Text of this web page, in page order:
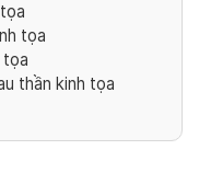
tọa
tọa
thần kinh tọa